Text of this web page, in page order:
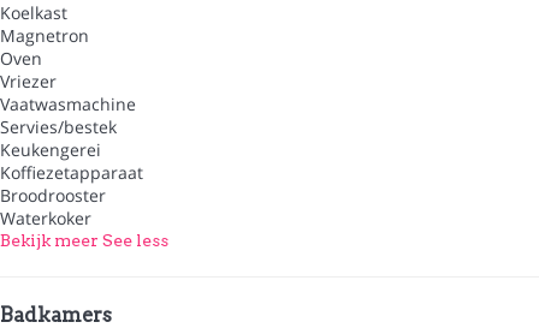
Koelkast
Magnetron
Oven
Vriezer
Vaatwasmachine
Servies/bestek
Keukengerei
Koffiezetapparaat
Broodrooster
Waterkoker
Bekijk meer See less
Badkamers